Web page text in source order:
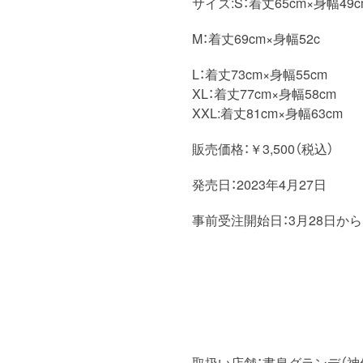
M：着丈69cm×身幅52c
L：着丈73cm×身幅55cm
XL：着丈77cm×身幅58cm
XXL:着丈81cm×身幅63cm
販売価格：￥3,500（税込）
発売日：2023年4月27日
事前受注開始日：3月28日から